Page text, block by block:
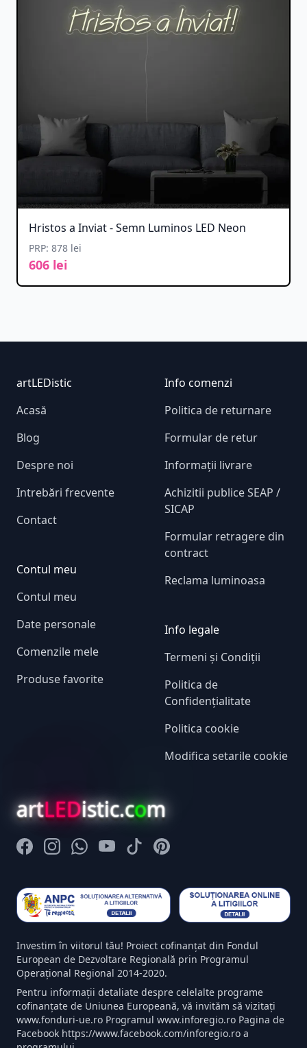
Hristos a Inviat - Semn Luminos LED Neon
PRP: 878 lei
606 lei
Footer
artLEDistic
Acasă
Blog
Despre noi
Intrebări frecvente
Contact
Contul meu
Contul meu
Date personale
Comenzile mele
Produse favorite
Info comenzi
Politica de returnare
Formular de retur
Informații livrare
Achizitii publice SEAP /
SICAP
Formular retragere din
contract
Reclama luminoasa
Info legale
Termeni și Condiții
Politica de
Confidențialitate
Politica cookie
Modifica setarile cookie
artLEDistic.com
FacebookInstagramWhatsappYoutubeTiktokPinterest
Investim în viitorul tău! Proiect cofinanțat din Fondul
European de Dezvoltare Regională prin Programul
Operațional Regional 2014-2020.
Pentru informații detaliate despre celelalte programe
cofinanțate de Uniunea Europeană, vă invităm să vizitați
www.fonduri-ue.ro Programul www.inforegio.ro Pagina de
Facebook https://www.facebook.com/inforegio.ro a